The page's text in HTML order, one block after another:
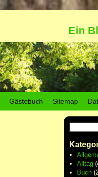
Ein
Gästebuch Sitemap
Alltag
Buch